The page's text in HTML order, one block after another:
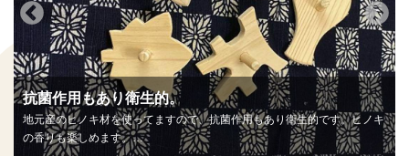
抗菌作用もあり衛生的。
地元産のヒノキ材を使ってますので、抗菌作用もあり衛生的です。ヒノキ
の香りも楽しめます。